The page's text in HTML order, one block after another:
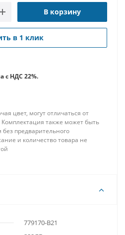
В корзину
в 1 клик
с НДС 22%.
цвет, могут отличаться от
также может быть
предварительного
и количество товара не
779170-B21